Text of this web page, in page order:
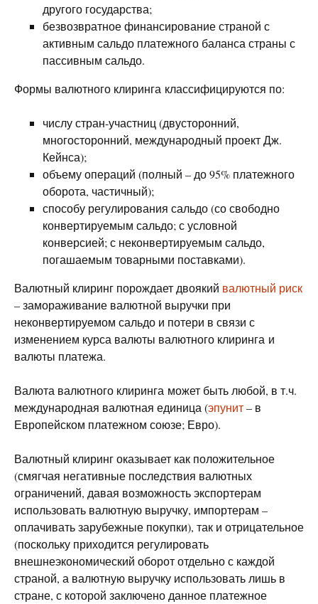
другого государства;
безвозвратное финансирование страной с
активным сальдо платежного баланса страны с
пассивным сальдо.
Формы валютного клиринга классифицируются по:
числу стран-участниц (двусторонний,
многосторонний, международный проект Дж.
Кейнса);
объему операций (полный – до 95% платежного
оборота, частичный);
способу регулирования сальдо (со свободно
конвертируемым сальдо; с условной
конверсией; с неконвертируемым сальдо,
погашаемым товарными поставками).
Валютный клиринг порождает двоякий валютный риск
– замораживание валютной выручки при
неконвертируемом сальдо и потери в связи с
изменением курса валюты валютного клиринга и
валюты платежа.
Валюта валютного клиринга может быть любой, в т.ч.
международная валютная единица (эпунит– в
Европейском платежном союзе; Евро).
Валютный клиринг оказывает как положительное
(смягчая негативные последствия валютных
ограничений, давая возможность экспортерам
использовать валютную выручку, импортерам –
оплачивать зарубежные покупки), так и отрицательное
(поскольку приходится регулировать
внешнеэкономический оборот отдельно с каждой
страной, а валютную выручку использовать лишь в
стране, с которой заключено данное платежное